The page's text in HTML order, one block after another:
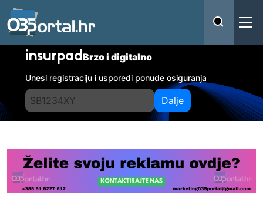
insurpadBrzo i digitalno
Unesi registraciju i usporedi ponude osiguranja
Dalje